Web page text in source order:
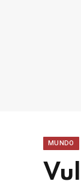
MUNDO